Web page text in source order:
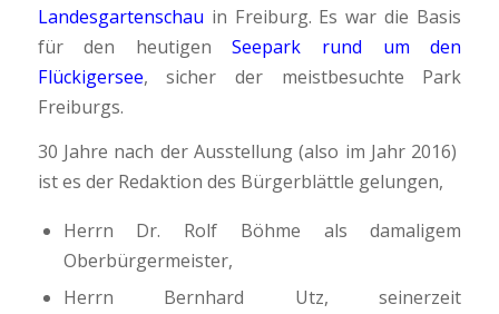
Landesgartenschau in Freiburg. Es war die Basis
für den heutigen Seepark rund um den
Flückigersee, sicher der meistbesuchte Park
Freiburgs.
30 Jahre nach der Ausstellung (also im Jahr 2016)
ist es der Redaktion des Bürgerblättle gelungen,
Herrn Dr. Rolf Böhme als damaligem
Oberbürgermeister,
Herrn Bernhard Utz, seinerzeit